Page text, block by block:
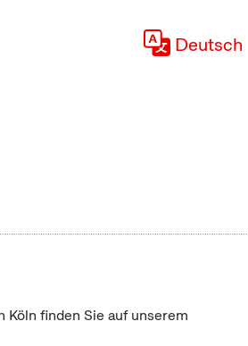
Deutsch
finden Sie auf unserem